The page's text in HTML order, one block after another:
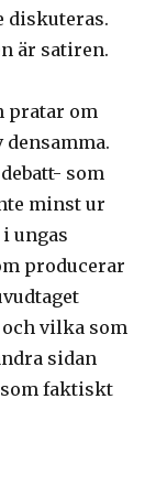
diskuteras.
är satiren.
pratar om
densamma.
som
minst ur
ungas
producerar
vilka som
sidan
faktiskt